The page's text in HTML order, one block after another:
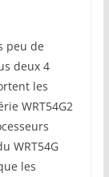
peu de
deux 4
les
WRT54G2
WRT54G
les